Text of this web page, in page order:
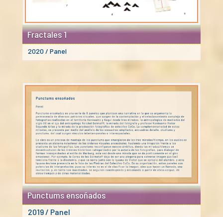
Fractales 1
2020 / Panel
Punctums ensoñados
2019 / Panel